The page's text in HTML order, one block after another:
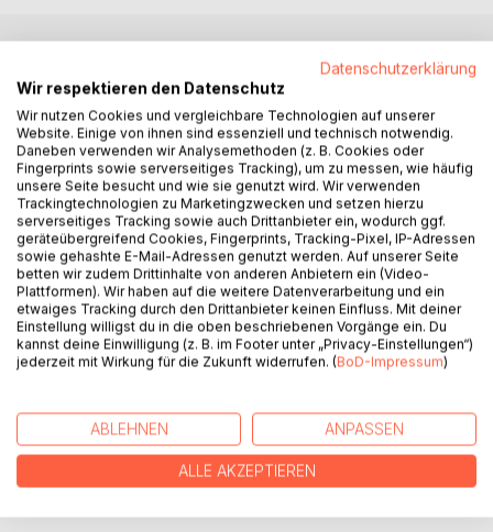
Dieser Ratgeber will Reisende, egal ob Touristen,
Studenten oder Geschäftsleute unterstützen, sich alleine
durch Russland zu bewegen. Ziel sind alle
Russlandreisende, die das Land auf eigene Verantwortung
erkunden möchten. Dabei ist es viel einfacher und
unkomplizierter als noch vor wenigen Jahren. Egal ob mit
dem eigenen Auto oder dem Mietwagen, mit Fahrrad, allein
oder zu zweit, bietet das Buch Informationen zu allen
Reisearten und für jedes Budget, von der Unterkunft vor
Ort, über Themen wie Gesundheit bis zu den notwendigen
Formalitäten.
AUTOR/IN
PRESSESTIMMEN
Datenschutzerklärung
Wir respektieren den Datenschutz
Wir nutzen Cookies und vergleichbare Technologien auf unserer
Website. Einige von ihnen sind essenziell und technisch notwendig.
Daneben verwenden wir Analysemethoden (z. B. Cookies oder
Fingerprints sowie serverseitiges Tracking), um zu messen, wie häufig
unsere Seite besucht und wie sie genutzt wird. Wir verwenden
Trackingtechnologien zu Marketingzwecken und setzen hierzu
serverseitiges Tracking sowie auch Drittanbieter ein, wodurch ggf.
geräteübergreifend Cookies, Fingerprints, Tracking-Pixel, IP-Adressen
sowie gehashte E-Mail-Adressen genutzt werden. Auf unserer Seite
betten wir zudem Drittinhalte von anderen Anbietern ein (Video-
Plattformen). Wir haben auf die weitere Datenverarbeitung und ein
etwaiges Tracking durch den Drittanbieter keinen Einfluss. Mit deiner
Einstellung willigst du in die oben beschriebenen Vorgänge ein. Du
kannst deine Einwilligung (z. B. im Footer unter „Privacy-Einstellungen“)
jederzeit mit Wirkung für die Zukunft widerrufen. (BoD-Impressum)
ABLEHNEN ANPASSEN
ALLE AKZEPTIEREN